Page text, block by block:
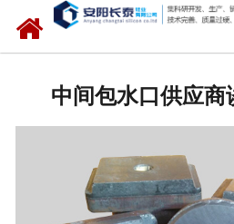
中间包水口供应商